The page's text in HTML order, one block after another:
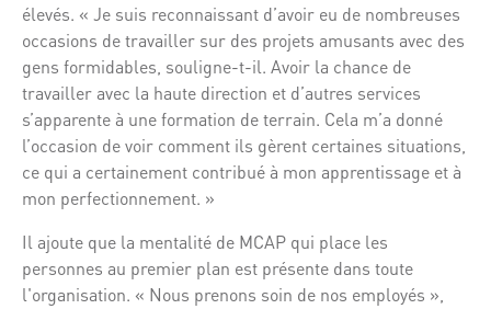
élevés. « Je suis reconnaissant d’avoir eu de nombreuses
occasions de travailler sur des projets amusants avec des
gens formidables, souligne-t-il. Avoir la chance de
travailler avec la haute direction et d’autres services
s’apparente à une formation de terrain. Cela m’a donné
l’occasion de voir comment ils gèrent certaines situations,
ce qui a certainement contribué à mon apprentissage et à
mon perfectionnement. »
Il ajoute que la mentalité de MCAP qui place les
personnes au premier plan est présente dans toute
l'organisation. « Nous prenons soin de nos employés »,